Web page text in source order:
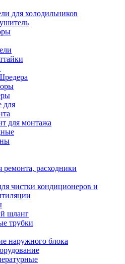
для холодильников
для
для монтажа
ремонта, расходники
чистки кондиционеров и
шланг
трубки
наружного блока